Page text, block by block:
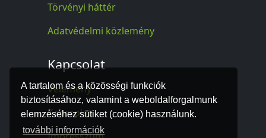
A tartalom és a közösségi funkciók
biztosításához, valamint a weboldalforgalmunk
elemzéséhez sütiket (cookie) használunk.
további információk
Törvényi háttér
Adatvédelmi közlemény
Kapcsolat
Vélemény
Kapcsolat